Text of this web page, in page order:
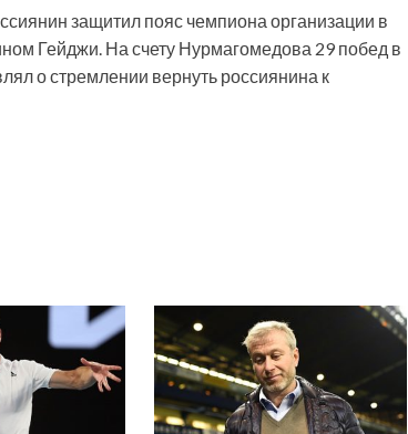
защитил пояс чемпиона организации в
Гейджи. На счету Нурмагомедова 29 побед в
о стремлении вернуть россиянина к